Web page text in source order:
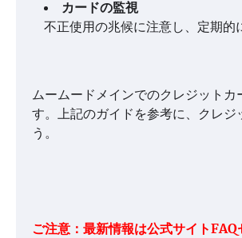
カードの監視
不正使用の兆候に注意し、定期的
ムームードメインでのクレジット
す。上記のガイドを参考に、クレ
う。
ご注意：最新情報は公式サイトFAQ